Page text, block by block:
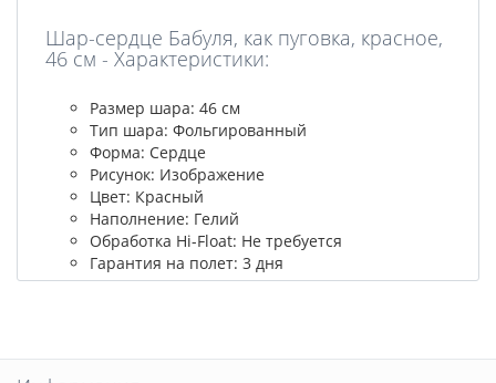
Шар-сердце Бабуля, как пуговка, красное,
46 см - Характеристики:
Размер шара: 46 см
Тип шара: Фольгированный
Форма: Сердце
Рисунок: Изображение
Цвет: Красный
Наполнение: Гелий
Обработка Hi-Float: Не требуется
Гарантия на полет: 3 дня